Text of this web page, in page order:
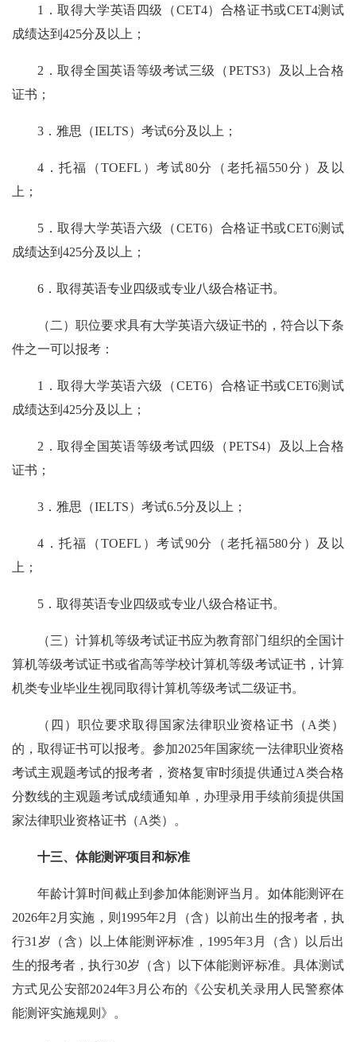
1．取得大学英语四级（CET4）合格证书或CET4测试
成绩达到425分及以上；
2．取得全国英语等级考试三级（PETS3）及以上合格
证书；
3．雅思（IELTS）考试6分及以上；
4．托福（TOEFL）考试80分（老托福550分）及以
上；
5．取得大学英语六级（CET6）合格证书或CET6测试
成绩达到425分及以上；
6．取得英语专业四级或专业八级合格证书。
（二）职位要求具有大学英语六级证书的，符合以下条
件之一可以报考：
1．取得大学英语六级（CET6）合格证书或CET6测试
成绩达到425分及以上；
2．取得全国英语等级考试四级（PETS4）及以上合格
证书；
3．雅思（IELTS）考试6.5分及以上；
4．托福（TOEFL）考试90分（老托福580分）及以
上；
5．取得英语专业四级或专业八级合格证书。
（三）计算机等级考试证书应为教育部门组织的全国计
算机等级考试证书或省高等学校计算机等级考试证书，计算
机类专业毕业生视同取得计算机等级考试二级证书。
（四）职位要求取得国家法律职业资格证书（A类）
的，取得证书可以报考。参加2025年国家统一法律职业资格
考试主观题考试的报考者，资格复审时须提供通过A类合格
分数线的主观题考试成绩通知单，办理录用手续前须提供国
家法律职业资格证书（A类）。
十三、体能测评项目和标准
年龄计算时间截止到参加体能测评当月。如体能测评在
2026年2月实施，则1995年2月（含）以前出生的报考者，执
行31岁（含）以上体能测评标准，1995年3月（含）以后出
生的报考者，执行30岁（含）以下体能测评标准。具体测试
方式见公安部2024年3月公布的《公安机关录用人民警察体
能测评实施规则》。